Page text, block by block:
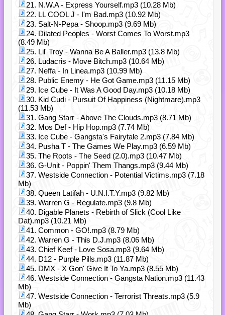
21. N.W.A - Express Yourself.mp3 (10.28 Mb)
22. LL COOL J - I'm Bad.mp3 (10.92 Mb)
23. Salt-N-Pepa - Shoop.mp3 (9.69 Mb)
24. Dilated Peoples - Worst Comes To Worst.mp3
(8.49 Mb)
25. Lil' Troy - Wanna Be A Baller.mp3 (13.8 Mb)
26. Ludacris - Move Bitch.mp3 (10.64 Mb)
27. Neffa - In Linea.mp3 (10.99 Mb)
28. Public Enemy - He Got Game.mp3 (11.15 Mb)
29. Ice Cube - It Was A Good Day.mp3 (10.18 Mb)
30. Kid Cudi - Pursuit Of Happiness (Nightmare).mp3
(11.53 Mb)
31. Gang Starr - Above The Clouds.mp3 (8.71 Mb)
32. Mos Def - Hip Hop.mp3 (7.74 Mb)
33. Ice Cube - Gangsta's Fairytale 2.mp3 (7.84 Mb)
34. Pusha T - The Games We Play.mp3 (6.59 Mb)
35. The Roots - The Seed (2.0).mp3 (10.47 Mb)
36. G-Unit - Poppin' Them Thangs.mp3 (9.44 Mb)
37. Westside Connection - Potential Victims.mp3 (7.18
Mb)
38. Queen Latifah - U.N.I.T.Y.mp3 (9.82 Mb)
39. Warren G - Regulate.mp3 (9.8 Mb)
40. Digable Planets - Rebirth of Slick (Cool Like
Dat).mp3 (10.21 Mb)
41. Common - GO!.mp3 (8.79 Mb)
42. Warren G - This D.J.mp3 (8.06 Mb)
43. Chief Keef - Love Sosa.mp3 (9.64 Mb)
44. D12 - Purple Pills.mp3 (11.87 Mb)
45. DMX - X Gon' Give It To Ya.mp3 (8.55 Mb)
46. Westside Connection - Gangsta Nation.mp3 (11.43
Mb)
47. Westside Connection - Terrorist Threats.mp3 (5.9
Mb)